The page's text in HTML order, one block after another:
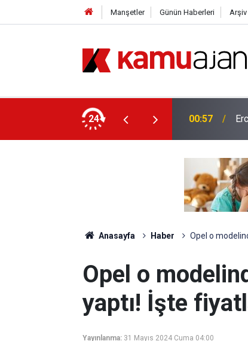
Manşetler Günün Haberleri Arşiv
24
Alımı Yapılacak! 00:57
Anasayfa Haber Opel o
Opel o
yaptı! İşte
Yayınlanma: 31 Mayıs 2024 Cuma 04:00